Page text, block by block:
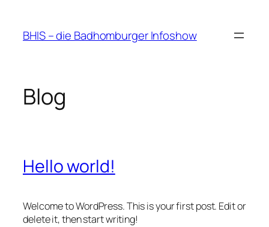
springen
BHIS – die Badhomburger Infoshow
Blog
Hello world!
Welcome to WordPress. This is your first post. Edit or
delete it, then start writing!